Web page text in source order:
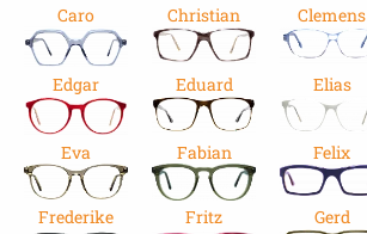
Caro Christian Clemens
Edgar Eduard Elias
Eva Fabian Felix
Frederike Fritz Gerd